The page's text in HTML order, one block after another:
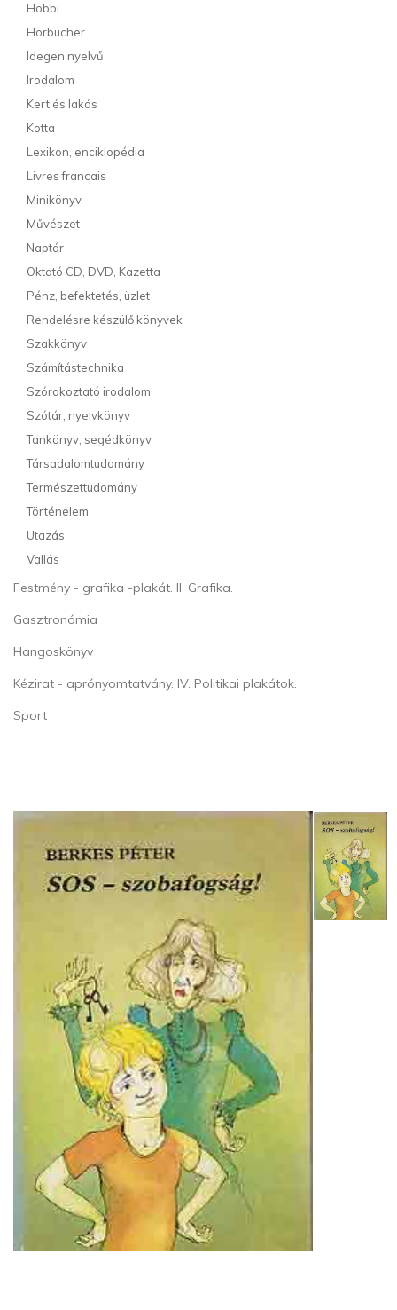
Hobbi
Hörbücher
Idegen nyelvű
Irodalom
Kert és lakás
Kotta
Lexikon, enciklopédia
Livres francais
Minikönyv
Művészet
Naptár
Oktató CD, DVD, Kazetta
Pénz, befektetés, üzlet
Rendelésre készülő könyvek
Szakkönyv
Számítástechnika
Szórakoztató irodalom
Szótár, nyelvkönyv
Tankönyv, segédkönyv
Társadalomtudomány
Természettudomány
Történelem
Utazás
Vallás
Festmény - grafika -plakát. II. Grafika.
Gasztronómia
Hangoskönyv
Kézirat - aprónyomtatvány. IV. Politikai plakátok.
Sport